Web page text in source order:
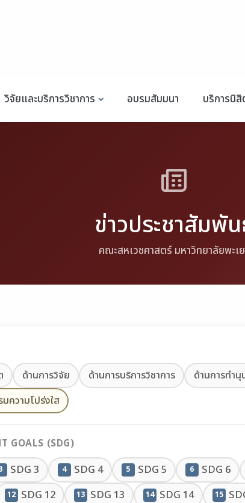
วิจัยและบริการวิชาการ อบรมสัมมนา บริการนิ
ข่าวประชาสัมพั
คณะสหเวชศาสตร์ มหาวิทยาลัยพะเ
ด้านการวิจัย ด้านการบริการวิชาการ ด้านการทำ
ความโปร่งใส
GOALS (SDG)
SDG 3 4 SDG 4 5 SDG 5 6 SDG 6
12 SDG 12 13 SDG 13 14 SDG 14 15